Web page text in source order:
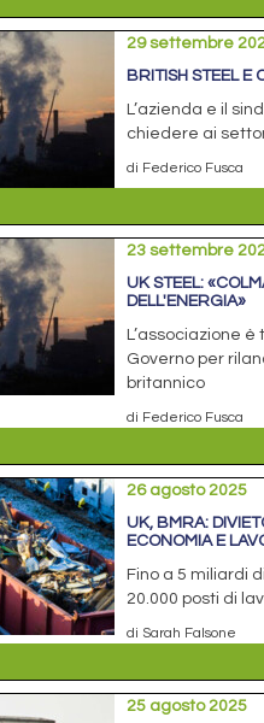
29 settembre
BRITISH STEEL E
L’azienda e il
chiedere ai
di Federico Fusca
23 settembre
UK STEEL:
DELL'ENERGIA»
L’associazione
Governo per
britannico
di Federico Fusca
26 agosto 2025
UK, BMRA:
ECONOMIA E
Fino a 5 miliardi
20.000 posti di
di Sarah Falsone
25 agosto 2025